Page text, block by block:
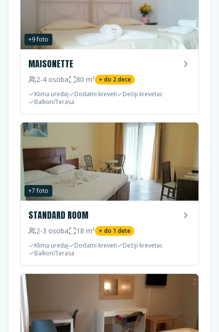
+9foto
MAISONETTE
2-4 osoba 80 m² + do 2dece
Klima uređaj
Dodatni kreveti
Dečiji krevetac
Balkon/Terasa
+7foto
STANDARD ROOM
2-3 osoba 18 m² + do 1 dete
Klima uređaj
Dodatni kreveti
Dečiji krevetac
Balkon/Terasa